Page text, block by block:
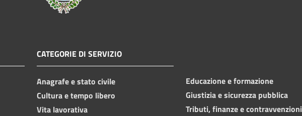
CATEGORIE DI SERVIZIO
Anagrafe e stato civile
Cultura e tempo libero
Vita lavorativa
Educazione e formazione
Giustizia e sicurezza pubblica
Tributi, finanze e contravvenzioni